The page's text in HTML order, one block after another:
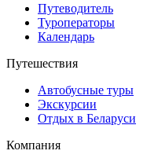
Путеводитель
Туроператоры
Календарь
Путешествия
Автобусные туры
Экскурсии
Отдых в Беларуси
Компания